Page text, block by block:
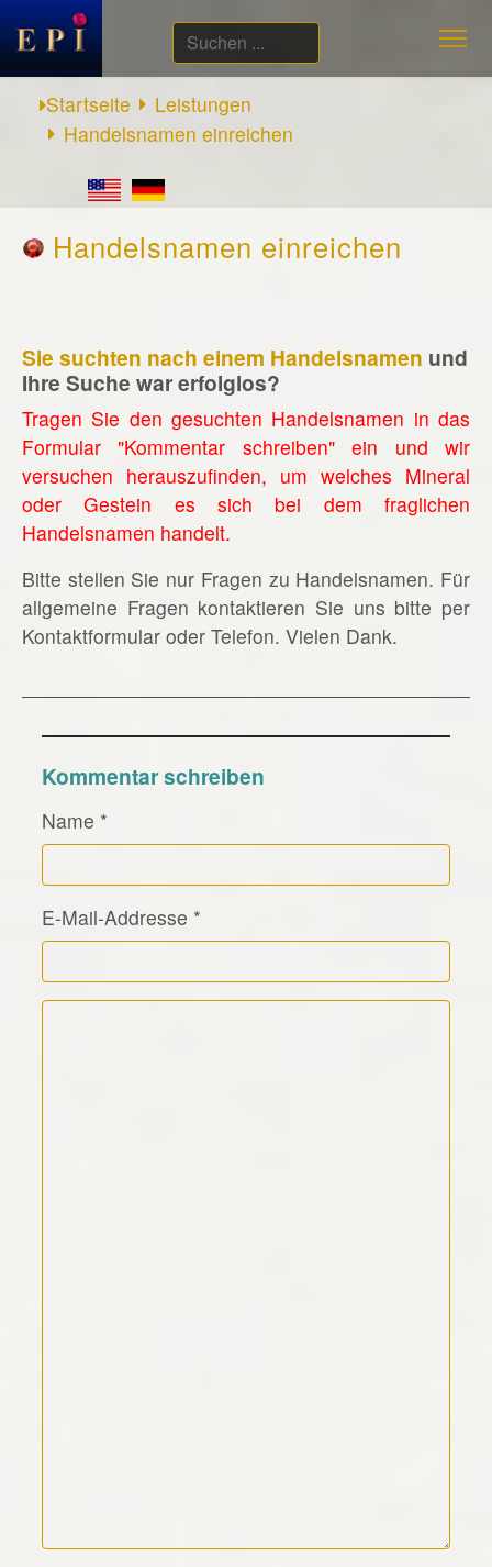
Suchen
...
Startseite
Leistungen
Handelsnamen einreichen
Handelsnamen einreichen
Sie suchten nach einem Handelsnamen und
Ihre Suche war erfolglos?
Tragen Sie den gesuchten Handelsnamen in das
Formular "Kommentar schreiben" ein und wir
versuchen herauszufinden, um welches Mineral
oder Gestein es sich bei dem fraglichen
Handelsnamen handelt.
Bitte stellen Sie nur Fragen zu Handelsnamen. Für
allgemeine Fragen kontaktieren Sie uns bitte per
Kontaktformular oder Telefon. Vielen Dank.
Kommentar schreiben
Name *
E-Mail-Addresse *
Kommentar Text